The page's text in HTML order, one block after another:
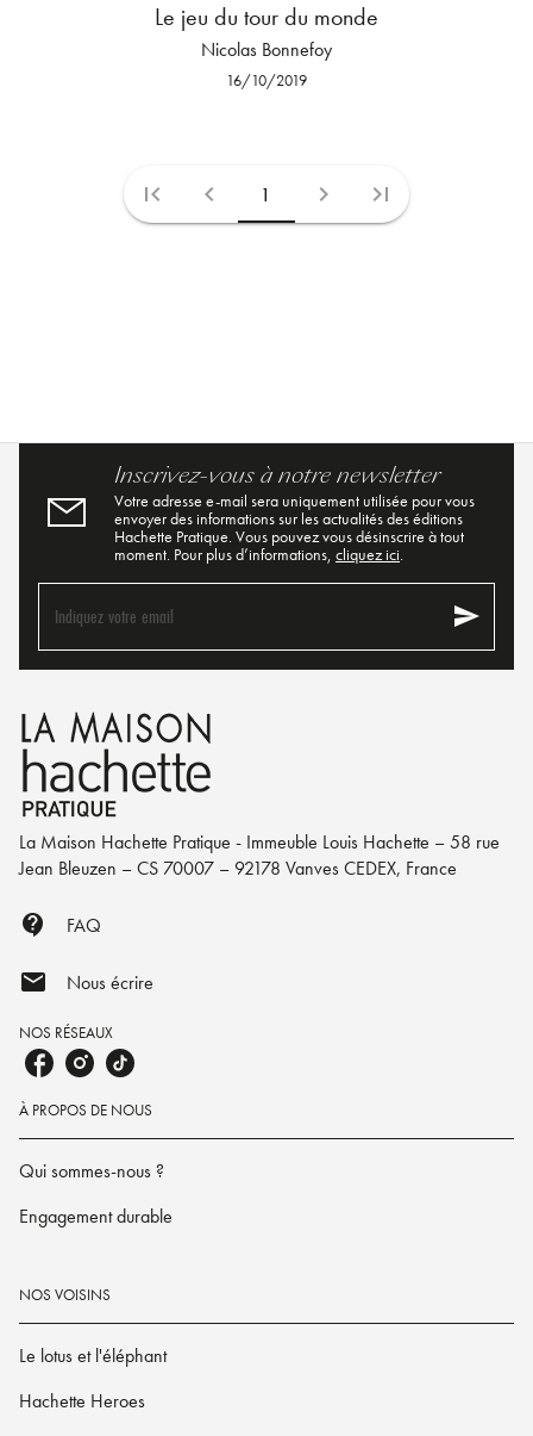
Le jeu du tour du monde
Nicolas Bonnefoy
16/10/2019
first_page chevron_left 1 chevron_right last_page
Inscrivez-vous à notre newsletter
Votre adresse e-mail sera uniquement utilisée pour vous
envoyer des informations sur les actualités des éditions
Hachette Pratique. Vous pouvez vous désinscrire à tout
moment. Pour plus d’informations, cliquez ici.
Indiquez votre email send
La Maison Hachette Pratique - Immeuble Louis Hachette – 58 rue
Jean Bleuzen – CS 70007 – 92178 Vanves CEDEX, France
contact_support FAQ
mail Nous écrire
NOS RÉSEAUX
À PROPOS DE NOUS
Qui sommes-nous ?
Engagement durable
NOS VOISINS
Le lotus et l'éléphant
Hachette Heroes